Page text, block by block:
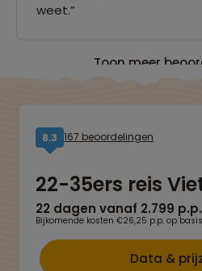
weet.”
Toon meer
8,3 167 beoordelingen
22-35ers reis
22 dagen vanaf 2.799 p.p.
Bijkomende kosten €26,25 p.p. op
Data &